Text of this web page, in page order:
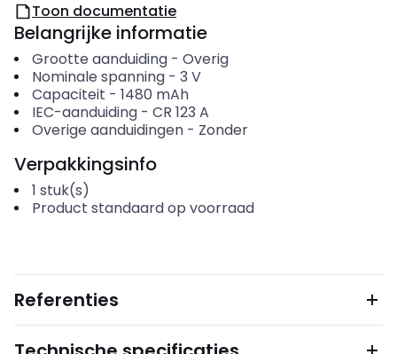
Toon documentatie
Belangrijke informatie
Grootte aanduiding- Overig
Nominale spanning- 3 V
Capaciteit - 1480 mAh
IEC-aanduiding- CR 123 A
Overige aanduidingen- Zonder
Verpakkingsinfo
1 stuk(s)
Product standaard op voorraad
Referenties